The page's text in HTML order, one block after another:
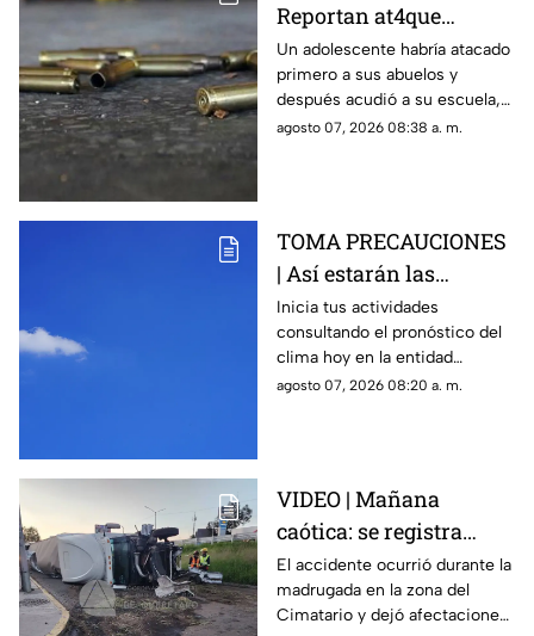
Reportan at4que
arm4do en secundaria;
reportan mu3rtos y
decenas de heridos
(+VIDEO DELICADO)
Un adolescente habría atacado
primero a sus abuelos y
después acudió a su escuela,
donde abrió fuego contra
agosto 07, 2026 08:38 a. m.
TOMA PRECAUCIONES
| Así estarán las
condiciones del clima
HOY en Querétaro
Inicia tus actividades
consultando el pronóstico del
clima hoy en la entidad
queretana y sus municipios.
agosto 07, 2026 08:20 a. m.
VIDEO | Mañana
caótica: se registra
volcadura de tráiler en
la carretera 57 rumbo a
Celaya
El accidente ocurrió durante la
madrugada en la zona del
Cimatario y dejó afectaciones